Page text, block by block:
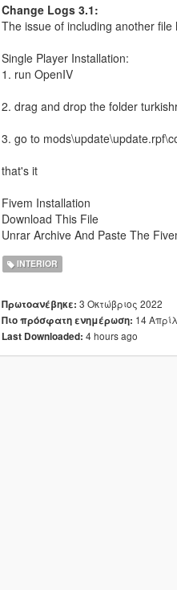
Change Logs 3.1:
The issue of including another file
Single Player Installation:
1. run OpenIV
2. drag and drop the folder
3. go to
that's it
Fivem Installation
Download This File
Unrar Archive And Paste The
INTERIOR
Πρωτοανέβηκε: 3 Οκτώβριος 2022
Πιο πρόσφατη ενημέρωση: 14
Last Downloaded: 4 hours ago